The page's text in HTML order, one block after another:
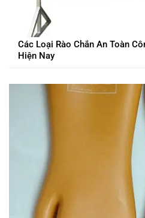
Các Loại Rào Chắn An Toàn
Hiện Nay